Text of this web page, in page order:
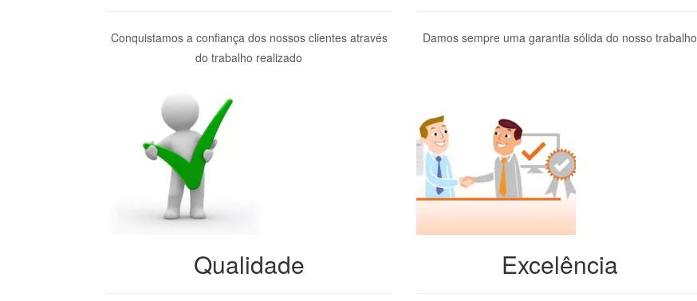
Conquistamos a confiança dos nossos clientes através
do trabalho realizado
Damos sempre uma garantia sólida do nosso trabalho
Qualidade Excelência